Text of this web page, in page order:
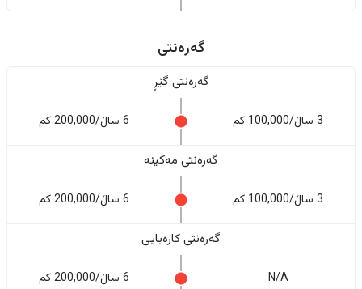
گەرەنتی
گەرەنتی گێڕ
3 ساڵ/100,000 کم 6 ساڵ/200,000 کم
گەرەنتی مەکینە
3 ساڵ/100,000 کم 6 ساڵ/200,000 کم
گەرەنتی کارەبایی
N/A 6 ساڵ/200,000 کم